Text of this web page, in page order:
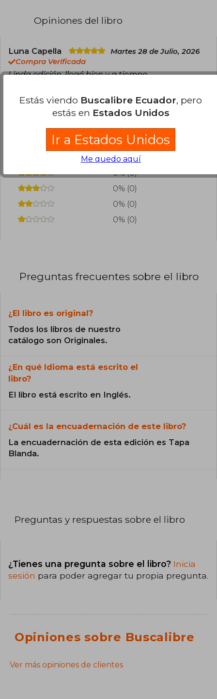
Opiniones del libro
Luna Capella
Martes 28 de Julio, 2026
Compra Verificada
Linda edición, llegó bien y a tiempo.
agregar tu propia evaluación.
100% (1)
0% (0)
0% (0)
0% (0)
0% (0)
Preguntas frecuentes sobre el libro
¿El libro es original?
Todos los libros de nuestro
catálogo son Originales.
¿En qué Idioma está escrito el
libro?
El libro está escrito en Inglés.
¿Cuál es la encuadernación de este libro?
La encuadernación de esta edición es Tapa
Blanda.
Preguntas y respuestas sobre el libro
¿Tienes una pregunta sobre el libro? Inicia
sesión para poder agregar tu propia pregunta.
Opiniones sobre Buscalibre
Ver más opiniones de clientes
Estás viendo Buscalibre Ecuador, pero
estás en Estados Unidos
Ir a Estados Unidos
Me quedo aquí